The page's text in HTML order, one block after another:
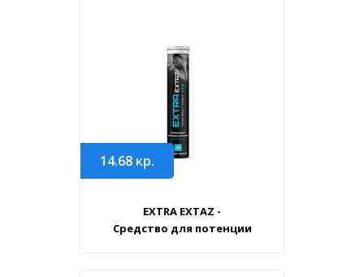
14.68 кр.
EXTRA EXTAZ -
Средство для потенции